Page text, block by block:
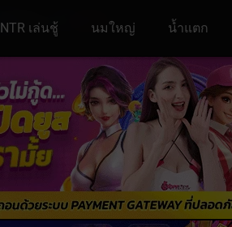
NTR เล่นชู้ นมใหญ่ น้ำแตก